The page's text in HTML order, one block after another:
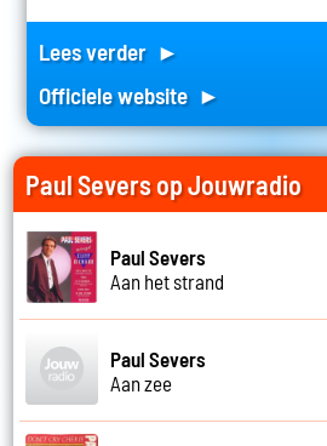
Lees verder ►
Officiele website ►
Paul Severs op Jouwradio
Paul Severs
Aan het strand
Paul Severs
Aan zee